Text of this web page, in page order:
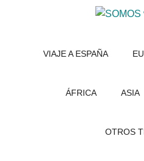
viajeros
VIAJE A ESPAÑA
ÁFRICA ASIA
OTROS